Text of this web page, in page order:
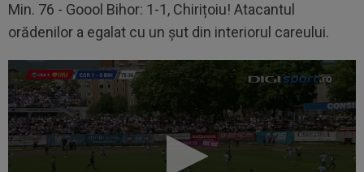
Min. 76 - Goool Bihor: 1-1, Chirițoiu! Atacantul
orădenilor a egalat cu un șut din interiorul careului.